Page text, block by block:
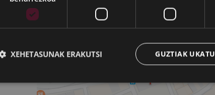
Astelehenetik ostiralera: 09:00 – 13:30
GUZTIAK UKATU
XEHETASUNAK ERAKUTSI